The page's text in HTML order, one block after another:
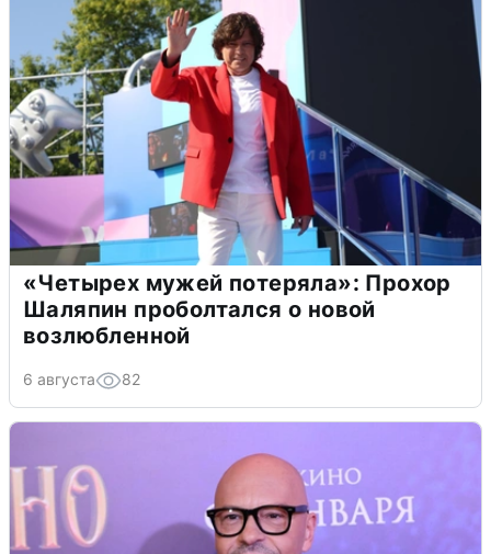
«Четырех мужей потеряла»: Прохор
Шаляпин проболтался о новой
возлюбленной
6 августа 82